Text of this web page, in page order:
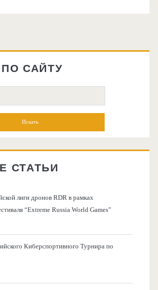
САЙТУ
СТАТЬИ
лиги дронов RDR в рамках
“Extreme Russia World Games”
Киберспортивного Турнира по